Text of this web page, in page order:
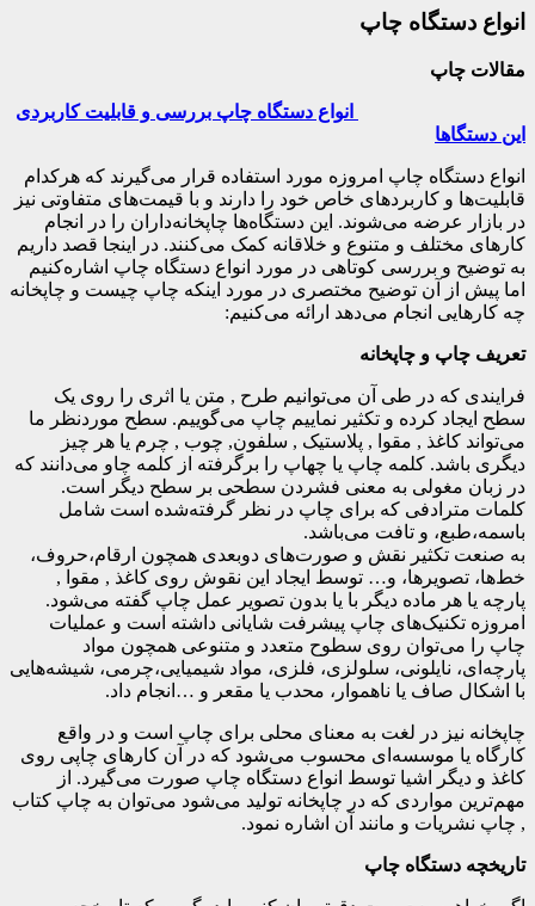
انواع دستگاه چاپ
مقالات چاپ
انواع دستگاه چاپ بررسی و قابلیت کاربردی
این دستگاها
انواع دستگاه چاپ امروزه مورد استفاده قرار می‌گیرند که هرکدام
قابلیت‌ها و کاربردهای خاص خود را دارند و با قیمت‌های متفاوتی نیز
در بازار عرضه می‌شوند. این دستگاه‌ها چاپخانه‌داران را در انجام
کارهای مختلف و متنوع و خلاقانه کمک می‌کنند. در اینجا قصد داریم
به توضیح و بررسی کوتاهی در مورد انواع دستگاه چاپ اشاره‌کنیم
اما پیش از آن توضیح مختصری در مورد اینکه چاپ چیست و چاپخانه
چه کارهایی انجام می‌دهد ارائه می‌کنیم:
تعریف چاپ و چاپخانه
فرایندی که در طی آن می‌توانیم طرح , متن یا اثری را روی یک
سطح ایجاد کرده و تکثیر نماییم چاپ می‌گوییم. سطح موردنظر ما
می‌تواند کاغذ , مقوا , پلاستیک , سلفون, چوب , چرم یا هر چیز
دیگری باشد. کلمه چاپ یا چهاپ را برگرفته از کلمه چاو می‌دانند که
در زبان مغولی به معنی فشردن سطحی بر سطح دیگر است.
کلمات مترادفی که برای چاپ در نظر گرفته‌شده است شامل
باسمه،طبع، و تافت می‌باشد.
به صنعت تکثیر نقش و صورت‌های دوبعدی همچون ارقام،حروف،
خط‌ها، تصویرها، و… توسط ایجاد این نقوش روی کاغذ , مقوا ,
پارچه یا هر ماده دیگر با یا بدون تصویر عمل چاپ گفته می‌شود.
امروزه تکنیک‌های چاپ پیشرفت شایانی داشته است و عملیات
چاپ را می‌توان روی سطوح متعدد و متنوعی همچون مواد
پارچه‌ای، نایلونی، سلولزی، فلزی، مواد شیمیایی،چرمی، شیشه‌هایی
با اشکال صاف یا ناهموار، محدب یا مقعر و …انجام داد.
چاپخانه نیز در لغت به معنای محلی برای چاپ است و در واقع
کارگاه یا موسسه‌ای محسوب می‌شود که در آن کارهای چاپی روی
کاغذ و دیگر اشیا توسط انواع دستگاه چاپ صورت می‌گیرد. از
مهم‌ترین مواردی که در چاپخانه تولید می‌شود می‌توان به چاپ کتاب
, چاپ نشریات و مانند آن اشاره نمود.
تاریخچه دستگاه چاپ